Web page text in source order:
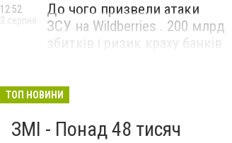
До чого призвели атаки
ЗСУ на Wildberries . 200 млрд
збитків і ризик краху банків
12:52
3 серпня
ТОП НОВИНИ
ЗМІ - Понад 48 тисяч